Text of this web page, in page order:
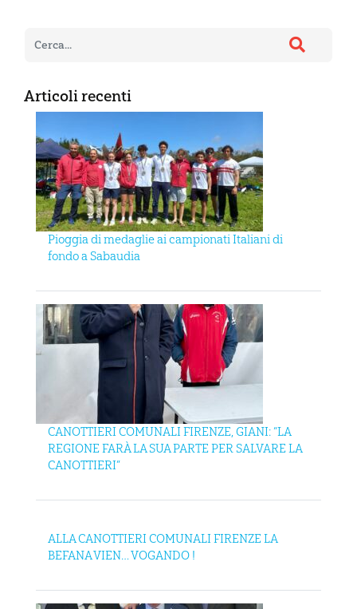
Articoli recenti
Pioggia di medaglie ai campionati Italiani di
fondo a Sabaudia
CANOTTIERI COMUNALI FIRENZE, GIANI: “LA
REGIONE FARÀ LA SUA PARTE PER SALVARE LA
CANOTTIERI”
ALLA CANOTTIERI COMUNALI FIRENZE LA
BEFANA VIEN… VOGANDO !